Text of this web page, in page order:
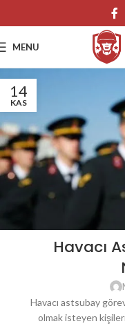
MENU
14
KAS
Havacı
Havacı astsubay
olmak isteyen